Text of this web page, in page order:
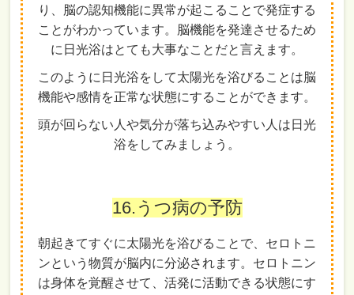
り、脳の認知機能に異常が起こることで発症する
ことがわかっています。脳機能を発達させるため
に日光浴はとても大事なことだと言えます。
このように日光浴をして太陽光を浴びることは脳
機能や感情を正常な状態にすることができます。
頭が回らない人や気分が落ち込みやすい人は日光
浴をしてみましょう。
16.うつ病の予防
朝起きてすぐに太陽光を浴びることで、セロトニ
ンという物質が脳内に分泌されます。セロトニン
は身体を覚醒させて、活発に活動できる状態にす